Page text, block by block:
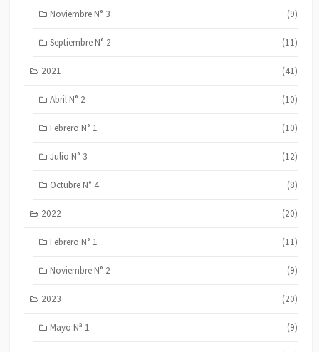
Noviembre N° 3 (9)
Septiembre N° 2 (11)
2021 (41)
Abril N° 2 (10)
Febrero N° 1 (10)
Julio N° 3 (12)
Octubre N° 4 (8)
2022 (20)
Febrero N° 1 (11)
Noviembre N° 2 (9)
2023 (20)
Mayo Nª 1 (9)